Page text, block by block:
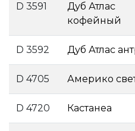
D 3591
Дуб Атлас
кофейный
D 3592 Дуб Атлас
D 4705 Америко
D 4720 Кастанеа